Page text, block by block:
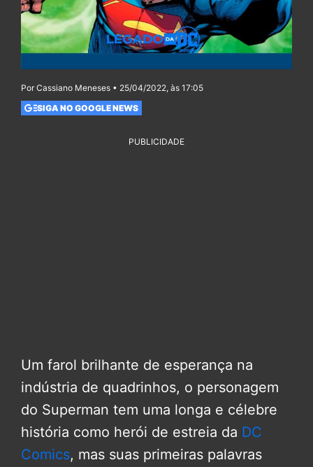
Por Cassiano Meneses • 25/04/2022, às 17:05
SIGA NO GOOGLE NEWS
PUBLICIDADE
Um farol brilhante de esperança na
indústria de quadrinhos, o personagem
do Superman tem uma longa e célebre
história como herói de estreia da DC
Comics, mas suas primeiras palavras